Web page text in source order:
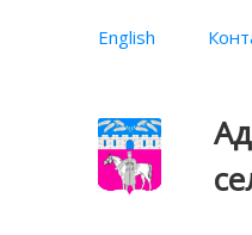
English